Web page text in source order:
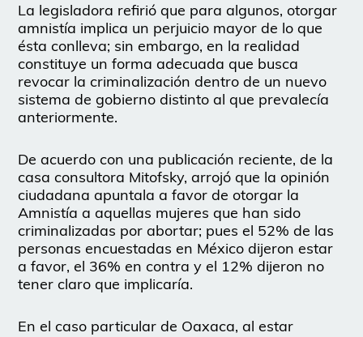
La legisladora refirió que para algunos, otorgar
amnistía implica un perjuicio mayor de lo que
ésta conlleva; sin embargo, en la realidad
constituye un forma adecuada que busca
revocar la criminalización dentro de un nuevo
sistema de gobierno distinto al que prevalecía
anteriormente.
De acuerdo con una publicación reciente, de la
casa consultora Mitofsky, arrojó que la opinión
ciudadana apuntala a favor de otorgar la
Amnistía a aquellas mujeres que han sido
criminalizadas por abortar; pues el 52% de las
personas encuestadas en México dijeron estar
a favor, el 36% en contra y el 12% dijeron no
tener claro que implicaría.
En el caso particular de Oaxaca, al estar